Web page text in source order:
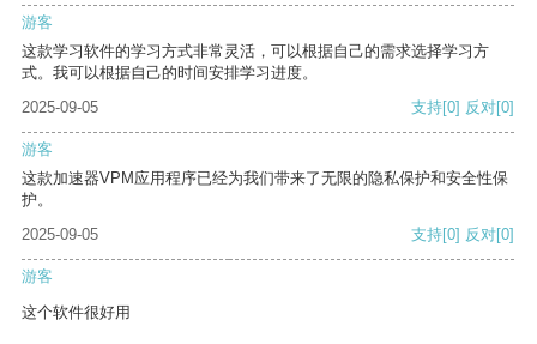
游客
这款学习软件的学习方式非常灵活，可以根据自己的需求选择学习方
式。我可以根据自己的时间安排学习进度。
2025-09-05
支持[0] 反对[0]
游客
这款加速器VPM应用程序已经为我们带来了无限的隐私保护和安全性保
护。
2025-09-05
支持[0] 反对[0]
游客
这个软件很好用